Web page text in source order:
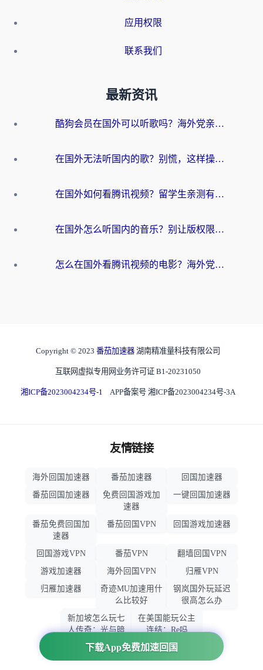
应用权限
联系我们
最新资讯
酷狗会员在国外可以听歌吗？海外党亲测有效：3步解决音乐权限难题
在国外无法听国内的歌？别慌，这样操作就能畅听QQ音乐（附亲测加速器推荐）
在国外如何看腾讯视频？留学生亲测有效的回国加速方案
在国外怎么听国内的音乐？别让版权限制断了你的华语歌单
怎么在国外看腾讯视频的电影？海外党亲测有效的回国加速指南
下载App免费加速回国
Copyright © 2023 番茄加速器 湖南精准量科技有限公司
互联网虚拟专用网业务许可证 B1-20231050
湘ICP备2023004234号-1 APP备案号 湘ICP备2023004234号-3A
友情链接
海外回国加速器 番茄加速器
回国加速器
番茄回国加速器
免费回国游戏加
速器
一键回国加速器
番茄免费回国加
速器
番茄回国VPN 回国游戏加速器
回国游戏VPN 番茄VPN
翻墙回国VPN
游戏加速器
海外回国VPN
归雁VPN
归雁加速器
奇迹MU加速用什
么比较好
钢岚国外玩延迟
很高怎么办
新加坡怎么玩七
人传奇：光与暗
之交战
在美国能玩公主
连结：Re吗